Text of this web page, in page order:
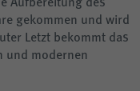
gekommen und wird
Letzt bekommt das
und modernen